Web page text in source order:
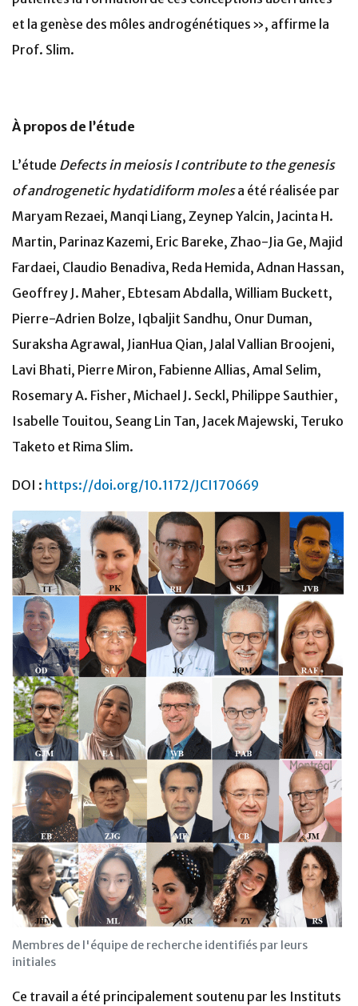
et la genèse des môles androgénétiques », affirme la
Prof. Slim.
À propos de l’étude
L’étude Defects in meiosis I contribute to the genesis
of androgenetic hydatidiform molesa été réalisée par
Maryam Rezaei, Manqi Liang, Zeynep Yalcin, Jacinta H.
Martin, Parinaz Kazemi, Eric Bareke, Zhao-Jia Ge, Majid
Fardaei, Claudio Benadiva, Reda Hemida, Adnan Hassan,
Geoffrey J. Maher, Ebtesam Abdalla, William Buckett,
Pierre-Adrien Bolze, Iqbaljit Sandhu, Onur Duman,
Suraksha Agrawal, JianHua Qian, Jalal Vallian Broojeni,
Lavi Bhati, Pierre Miron, Fabienne Allias, Amal Selim,
Rosemary A. Fisher, Michael J. Seckl, Philippe Sauthier,
Isabelle Touitou, Seang Lin Tan, Jacek Majewski, Teruko
Taketo et Rima Slim.
DOI : https://doi.org/10.1172/JCI170669
Membres de l'équipe de recherche identifiés par leurs
initiales
Ce travail a été principalement soutenu par les Instituts